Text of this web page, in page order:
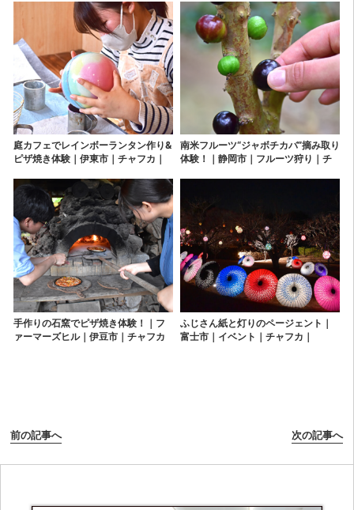
庭カフェでレインボーランタン作り&
ピザ焼き体験｜伊東市｜チャフカ｜
グルメ｜観光｜体験｜富士山
南米フルーツ“ジャボチカバ”摘み取り
体験！｜静岡市｜フルーツ狩り｜チ
手作りの石窯でピザ焼き体験！｜フ
ァーマーズヒル｜伊豆市｜チャフカ
ふじさん紙と灯りのページェント｜
富士市｜イベント｜チャフカ｜
前の記事へ 次の記事へ